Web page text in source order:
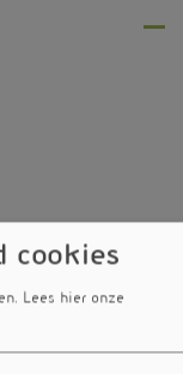
cookies
Lees hier onze